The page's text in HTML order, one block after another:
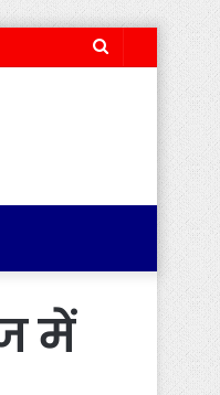
Search
में